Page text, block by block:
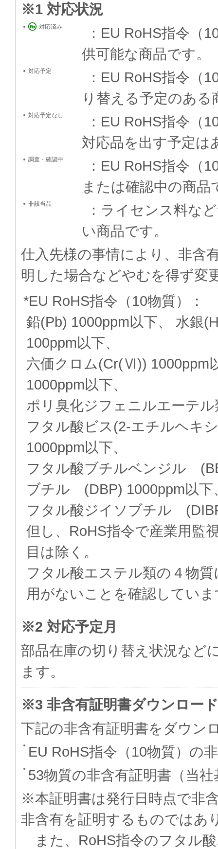
※1 対応状況
対応済み
：EU RoHS指令（
供可能な商品です。
対応予定
：EU RoHS指令（
り替える予定のある
対応予定なし
：EU RoHS指令（
対応品を出す予定は
調査・確認中
：EU RoHS指令（
または確認中の商品
非該当品
：ライセンス料な
い商品です。
仕入先様の事情により、非含
明した場合などやむを得ず変
*EU RoHS指令（10物質）：
鉛(Pb) 1000ppm以下、 水銀
100ppm以下、
六価クロム(Cr(Ⅵ)) 1000ppm
1000ppm以下、
ポリ臭化ジフェニルエーテ
フタル酸ビス(2-エチルヘ
1000ppm以下、
フタル酸ブチルベンジル
ブチル (DBP) 1000ppm以下
フタル酸ジイソブチル
但し、RoHS指令で産業用監
目は除く。
フタル酸エステル類の４物
用がないことを確認してい
※2 対応予定月
部品在庫の切り替え状況など
ます。
※3 非含有証明書ダウンロード
下記の非含有証明書をダウン
EU RoHS指令（10物質）の
53物質の非含有証明書（当社
※本証明書は発行日時点で非
非含有を証明するものでは
また、RoHS指令のフタル